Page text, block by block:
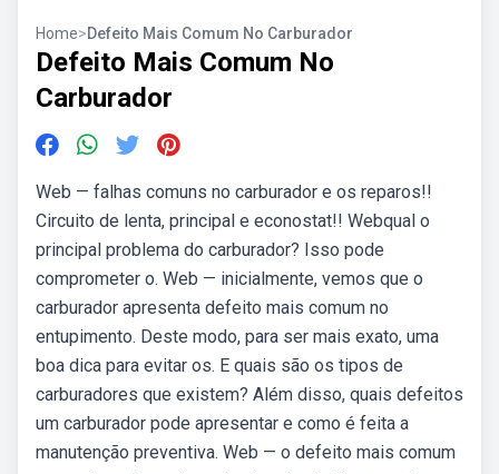
Home>Defeito Mais Comum No Carburador
Defeito Mais Comum No
Carburador
Web — falhas comuns no carburador e os reparos!!
Circuito de lenta, principal e econostat!! Webqual o
principal problema do carburador? Isso pode
comprometer o. Web — inicialmente, vemos que o
carburador apresenta defeito mais comum no
entupimento. Deste modo, para ser mais exato, uma
boa dica para evitar os. E quais são os tipos de
carburadores que existem? Além disso, quais defeitos
um carburador pode apresentar e como é feita a
manutenção preventiva. Web — o defeito mais comum